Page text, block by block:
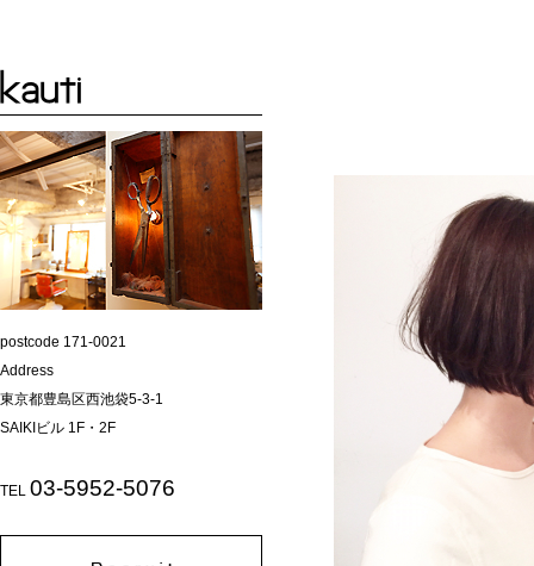
postcode 171-0021
Address
東京都豊島区西池袋5-3-1
SAIKIビル 1F・2F
TEL 03-5952-5076